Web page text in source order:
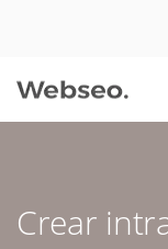
Crear